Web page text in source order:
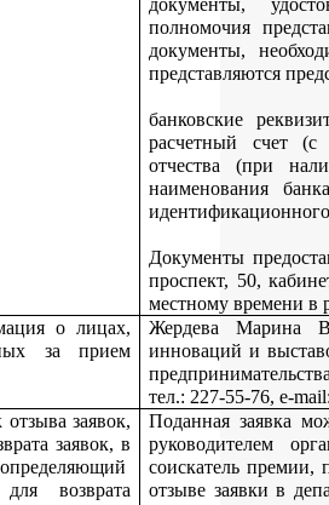
документы,
полномочия
документы,
представляются
банковские
расчетный счет (с
отчества (при
наименования
Документы
проспект, 50,
местному времени в
о лицах,
за прием
Жердева Марина
инноваций и
тел.: 227-55-76, e-
заявок,
заявок, в
возврата
Поданная заявка
руководителем
соискатель премии,
отзыве заявки в